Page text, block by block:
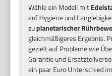
Wähle ein Modell mit
auf Hygiene und
zuplanetarischer
gleichmäßigeres Ergebnis.
gezielt auf Probleme wie
Garantie und
ein paar Euro Unterschied